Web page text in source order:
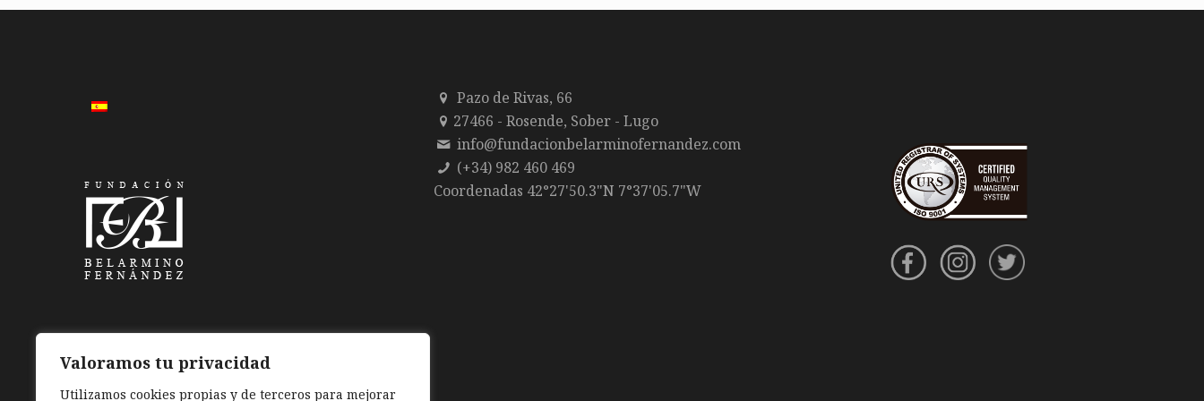
Valoramos tu privacidad
Utilizamos cookies propias y de terceros para mejorar
Pazo de Rivas, 66
27466 - Rosende, Sober - Lugo
info@fundacionbelarminofernandez.com
(+34) 982 460 469
Coordenadas 42°27'50.3"N 7°37'05.7"W